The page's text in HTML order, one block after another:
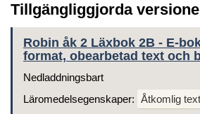
Tillgängliggjorda
Robin åk 2 Läxbok 2B - E-
format, obearbetad text och
Nedladdningsbart
Läromedelsegenskaper: Åtkomlig text